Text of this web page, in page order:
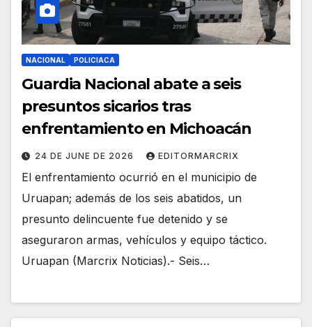
NACIONAL POLICIACA
Guardia Nacional abate a seis
presuntos sicarios tras
enfrentamiento en Michoacán
24 DE JUNE DE 2026 EDITORMARCRIX
El enfrentamiento ocurrió en el municipio de
Uruapan; además de los seis abatidos, un
presunto delincuente fue detenido y se
aseguraron armas, vehículos y equipo táctico.
Uruapan (Marcrix Noticias).- Seis…